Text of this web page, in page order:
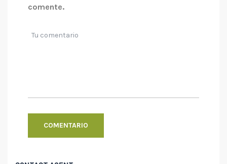
comente.